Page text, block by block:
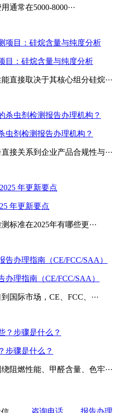
通常在5000-8000···
目：硅烷含量与纯度分析
直接取决于其核心组分硅烷···
虫剂检测报告办理机构？
接关系到企业产品合规性与···
年更新要点
标准在2025年有哪些更···
办理指南（CE/FCC/SAA）
国际市场，CE、FCC、···
步骤是什么？
阻燃性能、甲醛含量、色牢···
咨询电话 报告办理